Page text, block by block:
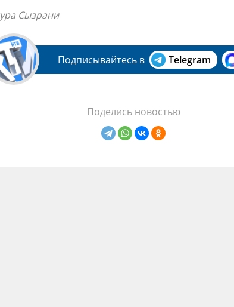
Сызрани
Подписывайтесь в Telegram
Поделись новостью